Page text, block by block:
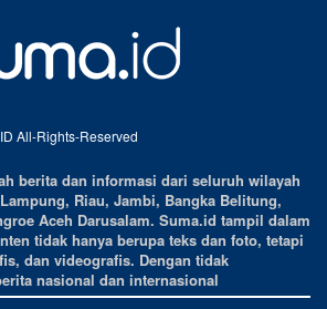
All-Rights-Reserved
berita dan informasi dari seluruh wilayah
Riau, Jambi, Bangka Belitung,
Aceh Darusalam. Suma.id tampil dalam
tidak hanya berupa teks dan foto, tetapi
dan videografis. Dengan tidak
nasional dan internasional